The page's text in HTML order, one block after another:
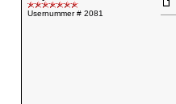
Usernummer # 2081